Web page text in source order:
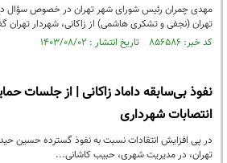
مهدی چمران رئیس شورای شهر تهران در خصوص سؤال
تهران (نجفی و تشکری هاشمی) از زاکانی، شهردار تهران
کد خبر: ۸۵۶۵۸۶ تاریخ انتشار : ۱۴۰۳/۰۸/۰۲
نفوذ بی‌سابقه داماد زاکانی | از جلسات
انتصابات شهرداری
در پی افزایش انتقادات نسبت به نفوذ گسترده حسین
تهران، در مدیریت شهری، حبیب کاشانی...